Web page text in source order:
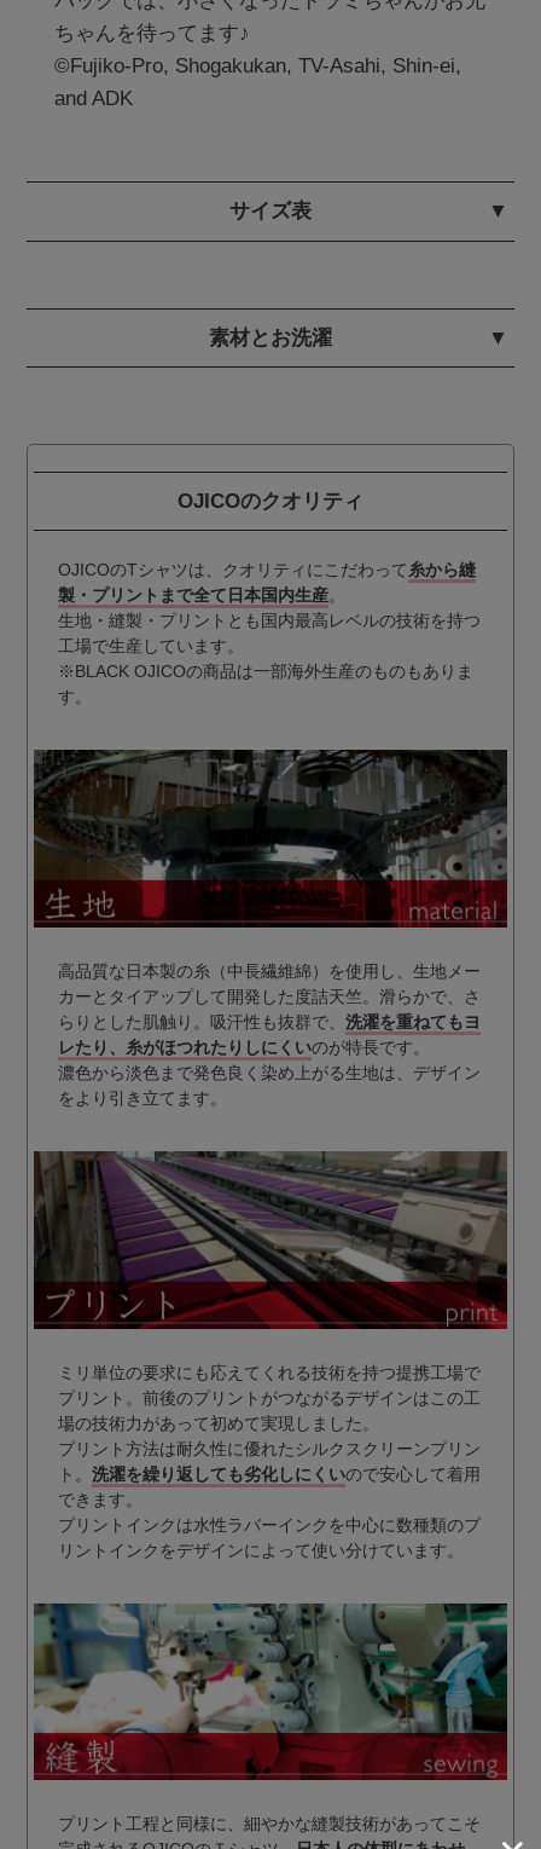
ちゃんを待ってます♪
©Fujiko-Pro, Shogakukan, TV-Asahi, Shin-ei,
and ADK
サイズ表
素材とお洗濯
OJICOのクオリティ
OJICOのTシャツは、クオリティにこだわって糸から縫
製・プリントまで全て日本国内生産。
生地・縫製・プリントとも国内最高レベルの技術を持つ
工場で生産しています。
※BLACK OJICOの商品は一部海外生産のものもありま
す。
高品質な日本製の糸（中長繊維綿）を使用し、生地メー
カーとタイアップして開発した度詰天竺。滑らかで、さ
らりとした肌触り。吸汗性も抜群で、 洗濯を重ねてもヨ
レたり、糸がほつれたりしにくいのが特長です。
濃色から淡色まで発色良く染め上がる生地は、デザイン
をより引き立てます。
ミリ単位の要求にも応えてくれる技術を持つ提携工場で
プリント。前後のプリントがつながるデザインはこの工
場の技術力があって初めて実現しました。
プリント方法は耐久性に優れたシルクスクリーンプリン
ト。 洗濯を繰り返しても劣化しにくいので安心して着用
できます。
プリントインクは水性ラバーインクを中心に数種類のプ
リントインクをデザインによって使い分けています。
プリント工程と同様に、細やかな縫製技術があってこそ